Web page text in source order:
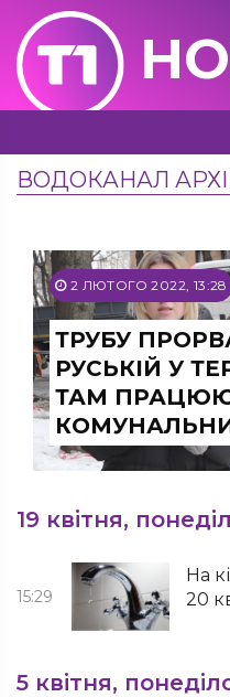
ВОДОКАНАЛ
2 ЛЮТОГО 2022, 13:28
ТРУБУ
РУСЬКІЙ У
ТАМ
19 квітня,
15:29
На
20
5 квітня,